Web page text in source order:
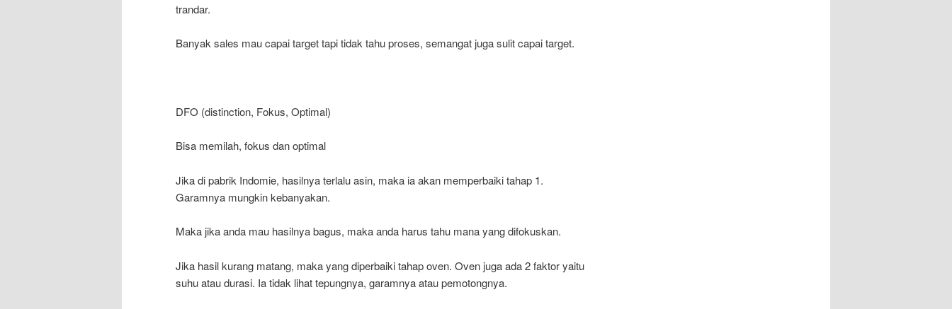
trandar.
Banyak sales mau capai target tapi tidak tahu proses, semangat juga sulit capai target.
DFO (distinction, Fokus, Optimal)
Bisa memilah, fokus dan optimal
Jika di pabrik Indomie, hasilnya terlalu asin, maka ia akan memperbaiki tahap 1.
Garamnya mungkin kebanyakan.
Maka jika anda mau hasilnya bagus, maka anda harus tahu mana yang difokuskan.
Jika hasil kurang matang, maka yang diperbaiki tahap oven. Oven juga ada 2 faktor yaitu
suhu atau durasi. Ia tidak lihat tepungnya, garamnya atau pemotongnya.